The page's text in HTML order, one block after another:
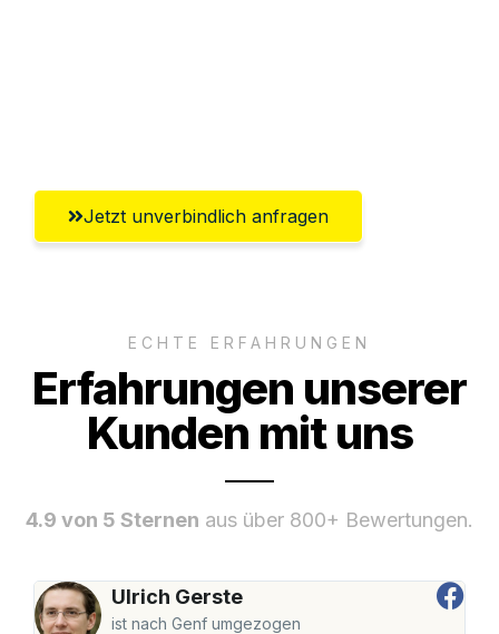
Jetzt unverbindlich anfragen
ECHTE ERFAHRUNGEN
Erfahrungen unserer
Kunden mit uns
4.9 von 5 Sternen aus über 800+ Bewertungen.
Ulrich Gerste
ist nach Genf umgezogen